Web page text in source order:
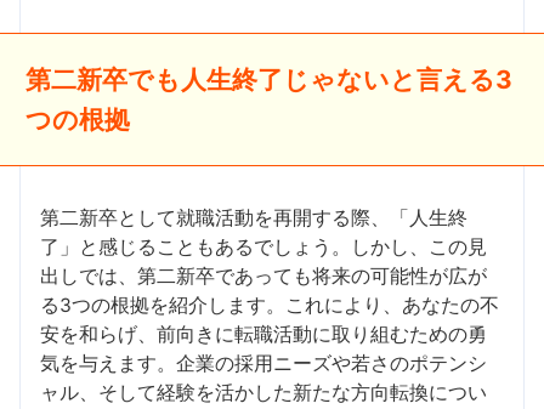
第二新卒でも人生終了じゃないと言える3
つの根拠
第二新卒として就職活動を再開する際、「人生終
了」と感じることもあるでしょう。しかし、この見
出しでは、第二新卒であっても将来の可能性が広が
る3つの根拠を紹介します。これにより、あなたの不
安を和らげ、前向きに転職活動に取り組むための勇
気を与えます。企業の採用ニーズや若さのポテンシ
ャル、そして経験を活かした新たな方向転換につい